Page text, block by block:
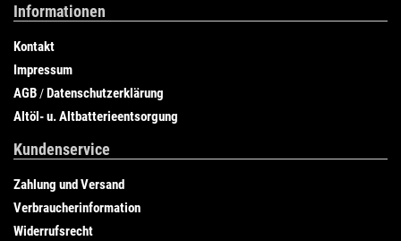
Informationen
Kontakt
Impressum
AGB /Datenschutzerklärung
Altöl- u. Altbatterieentsorgung
Kundenservice
Zahlung und Versand
Verbraucherinformation
Widerrufsrecht